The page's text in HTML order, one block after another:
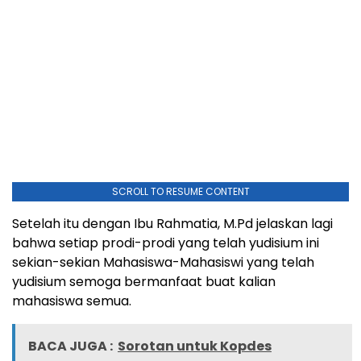
SCROLL TO RESUME CONTENT
Setelah itu dengan Ibu Rahmatia, M.Pd jelaskan lagi
bahwa setiap prodi-prodi yang telah yudisium ini
sekian-sekian Mahasiswa-Mahasiswi yang telah
yudisium semoga bermanfaat buat kalian
mahasiswa semua.
BACA JUGA : Sorotan untuk Kopdes